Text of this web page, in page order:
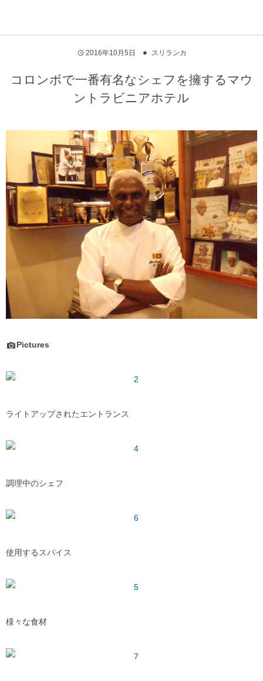
2016年10月5日 スリランカ
コロンボで一番有名なシェフを擁するマウ
ントラビニアホテル
Pictures
ライトアップされたエントランス
調理中のシェフ
使用するスパイス
様々な食材